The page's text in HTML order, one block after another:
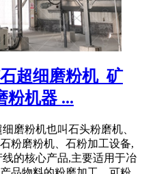
超细磨粉机_矿
粉机器 ...
磨粉机也叫石头粉磨机、
粉磨粉机、石粉加工设备,
的核心产品,主要适用于冶